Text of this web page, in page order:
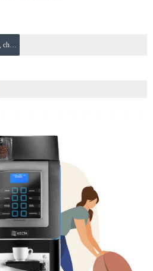
8 sélections (à base de café grain, lait, chocolat)